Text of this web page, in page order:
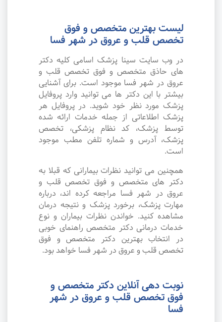
لیست بهترین متخصص و فوق
تخصص قلب و عروق در شهر فسا
در وب سایت سینا پزشک اسامی کلیه دکتر
های حاذق متخصص و فوق تخصص قلب و
عروق در شهر فسا موجود است. برای آشنایی
بیشتر با این دکتر ها می توانید وارد پروفایل
پزشک مورد نظر خود شوید. در پروفایل هر
پزشک اطلاعاتی از جمله خدمات ارائه شده
توسط پزشک، کد نظام پزشکی، تخصص
پزشک، آدرس و شماره تلفن مطب موجود
است.
همچنین می توانید نظرات بیمارانی که قبلا به
دکتر های متخصص و فوق تخصص قلب و
عروق در شهر فسا مراجعه کرده اند، درباره
مهارت پزشک، برخورد پزشک و نتیجه درمان
مشاهده کنید. خواندن نظرات بیماران و نوع
خدمات درمانی دکتر متخصص راهنمای خوبی
در انتخاب بهترین دکتر متخصص و فوق
تخصص قلب و عروق در شهر فسا خواهد بود.
نوبت دهی آنلاین دکتر متخصص و
فوق تخصص قلب و عروق در شهر
فسا